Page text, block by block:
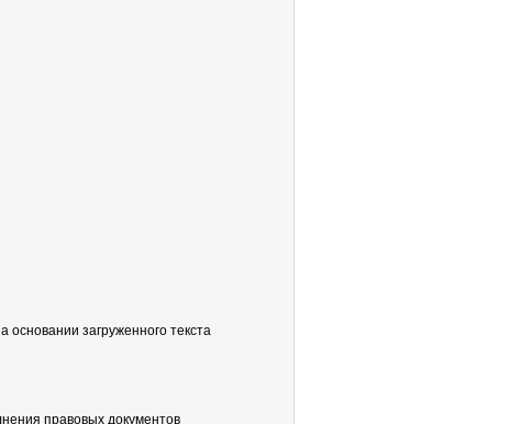
основании загруженного текста
правовых документов